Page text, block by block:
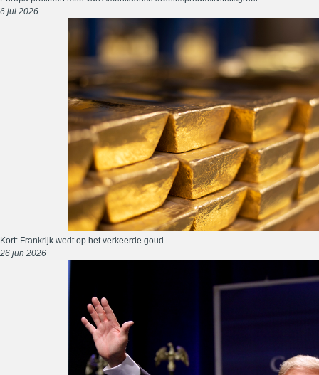
6 jul 2026
Kort: Frankrijk wedt op het verkeerde goud
26 jun 2026